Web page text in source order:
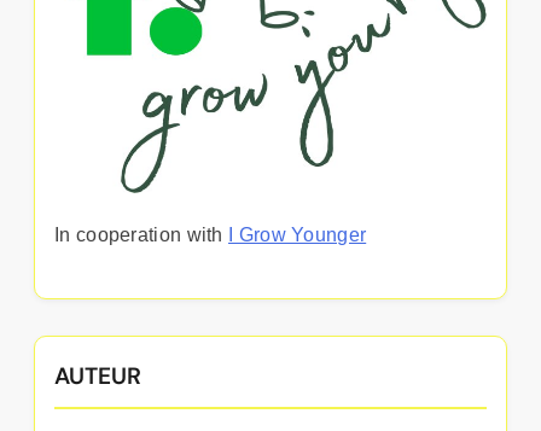
In cooperation with I Grow Younger
AUTEUR